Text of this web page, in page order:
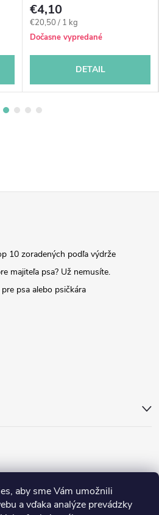
aby sme Vám umožnili
a vďaka analýze prevádzky
€4,10
Jednotková
cena:
€20,50 / 1 kg
Dočasne vypredané
DETAIL
10 zoradených podľa výdrže
majiteľa psa? Už nemusíte.
psa alebo psičkára